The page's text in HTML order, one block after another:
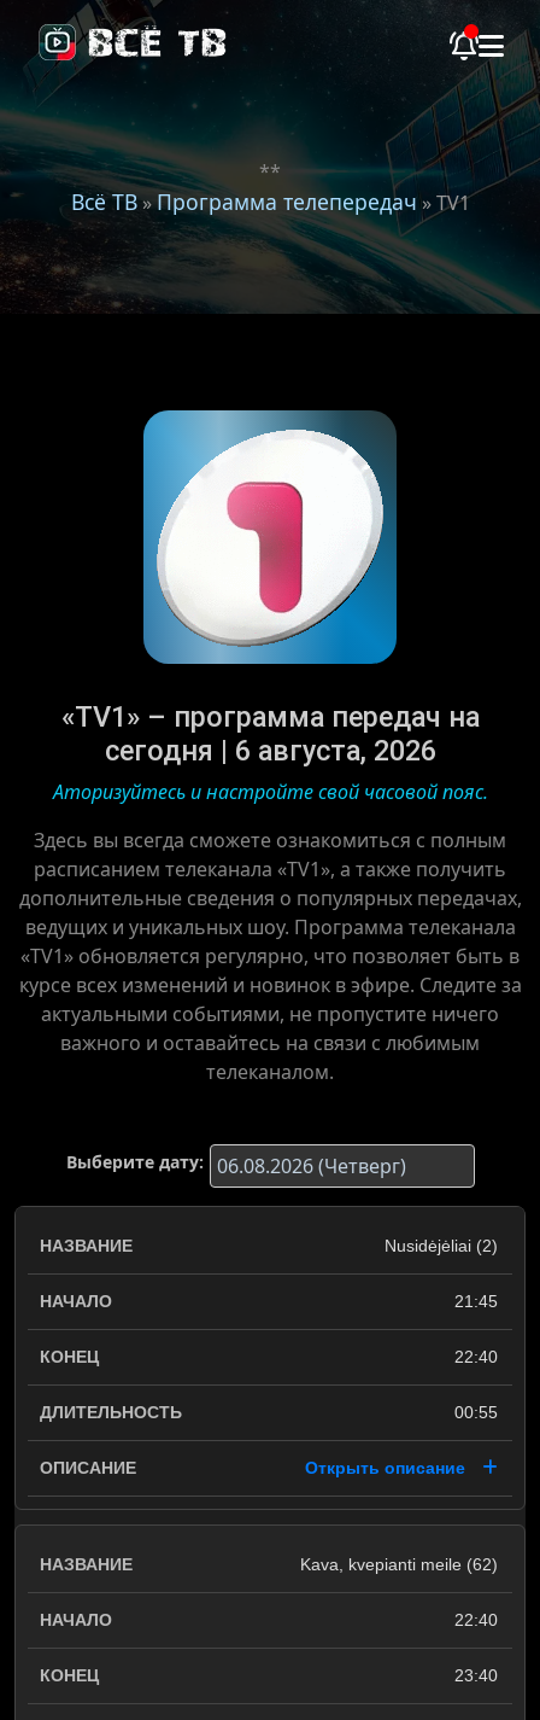
**
Всё ТВ»Программа телепередач » TV1
«TV1» – программа передач на
сегодня | 6 августа, 2026
Аторизуйтесь и настройте свой часовой пояс.
Здесь вы всегда сможете ознакомиться с полным
расписанием телеканала «TV1», а также получить
дополнительные сведения о популярных передачах,
ведущих и уникальных шоу. Программа телеканала
«TV1» обновляется регулярно, что позволяет быть в
курсе всех изменений и новинок в эфире. Следите за
актуальными событиями, не пропустите ничего
важного и оставайтесь на связи с любимым
телеканалом.
Выберите дату:
Nusidėjėliai (2)
21:45
22:40
00:55
Открыть описание
Kava, kvepianti meile (62)
22:40
23:40